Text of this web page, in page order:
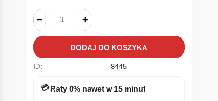
− +
DODAJ DO KOSZYKA
ID: 8445
💳 Raty 0% nawet w 15 minut